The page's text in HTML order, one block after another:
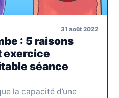
31 août 2022
: 5 raisons
exercice
séance
la capacité d’une